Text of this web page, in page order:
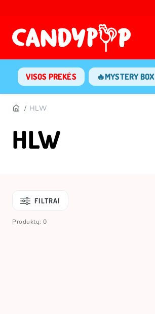
VISOS PREKĖS 🔥MYSTERY BOX
HLW
HLW
FILTRAI
Produktų: 0